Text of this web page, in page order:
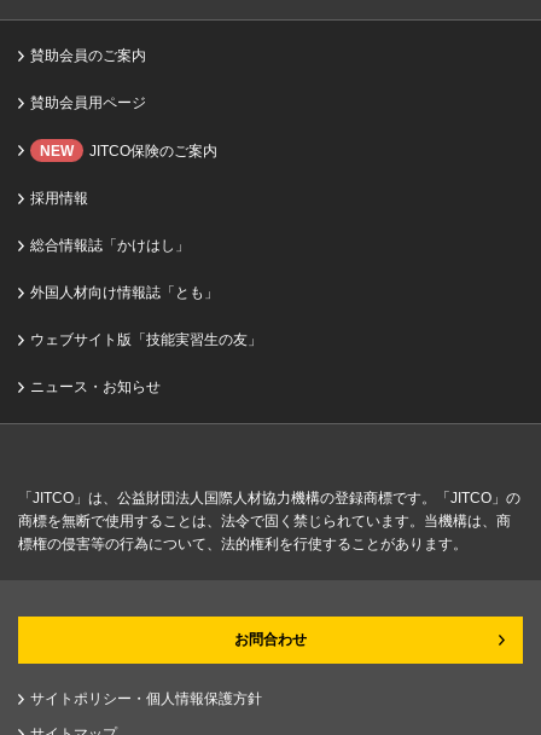
賛助会員のご案内
賛助会員用ページ
NEW JITCO保険のご案内
採用情報
総合情報誌「かけはし」
外国人材向け情報誌「とも」
ウェブサイト版「技能実習生の友」
ニュース・お知らせ
「JITCO」は、公益財団法人国際人材協力機構の登録商標です。「JITCO」の
商標を無断で使用することは、法令で固く禁じられています。当機構は、商
標権の侵害等の行為について、法的権利を行使することがあります。
お問合わせ
サイトポリシー・個人情報保護方針